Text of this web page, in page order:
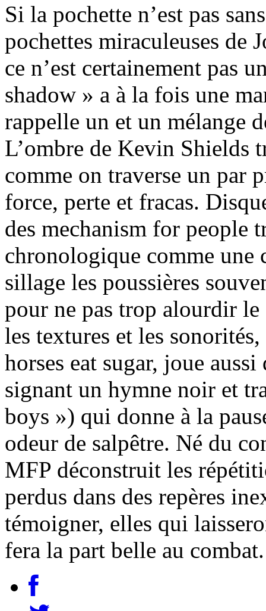
Si la pochette n’est pas
pochettes miraculeuses
ce n’est certainement pas
shadow » a à la fois une
rappelle un et un mélange
L’ombre de Kevin Shields
comme on traverse un par
force, perte et fracas.
des mechanism for people
chronologique comme une
sillage les poussières
pour ne pas trop alourdir le
les textures et les
horses eat sugar, joue
signant un hymne noir et
boys ») qui donne à la
odeur de salpêtre. Né du
MFP déconstruit les
perdus dans des repères
témoigner, elles qui
fera la part belle au